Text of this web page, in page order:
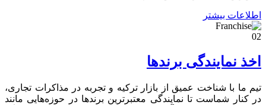
اطلاعات بیشتر
02
اخذ نمایندگی برندها
تیم ما با شناخت عمیق از بازار ترکیه و تجربه در مذاکرات تجاری،
در کنار شماست تا نمایندگی معتبرترین برندها در حوزه‌هایی مانند